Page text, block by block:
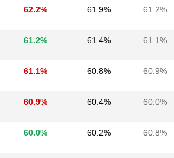
62.2% 61.9% 61.2%
61.2% 61.4% 61.1%
61.1% 60.8% 60.9%
60.9% 60.4% 60.0%
60.0% 60.2% 60.8%